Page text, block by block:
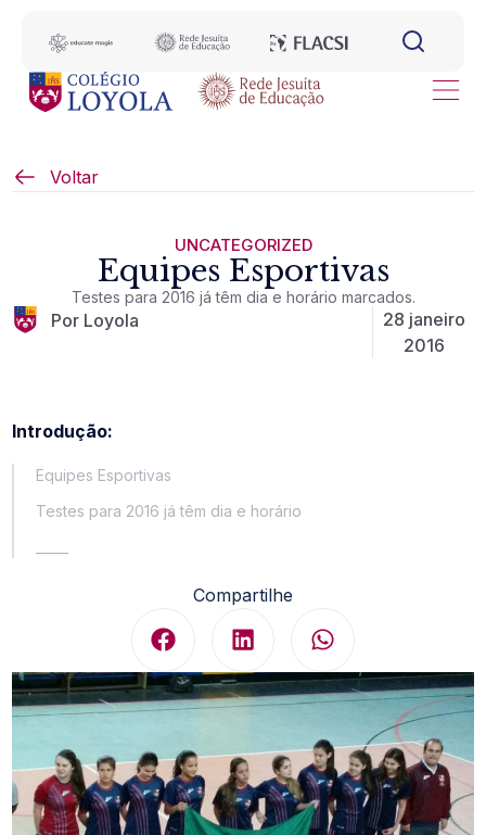
Voltar
UNCATEGORIZED
Equipes Esportivas
Testes para 2016 já têm dia e horário marcados.
Por Loyola
28 janeiro
2016
Introdução:
Equipes Esportivas
Testes para 2016 já têm dia e horário
Compartilhe